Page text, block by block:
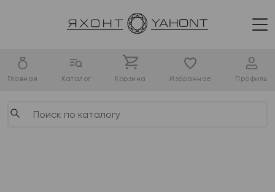
Главная Каталог Корзина Избранное Профиль